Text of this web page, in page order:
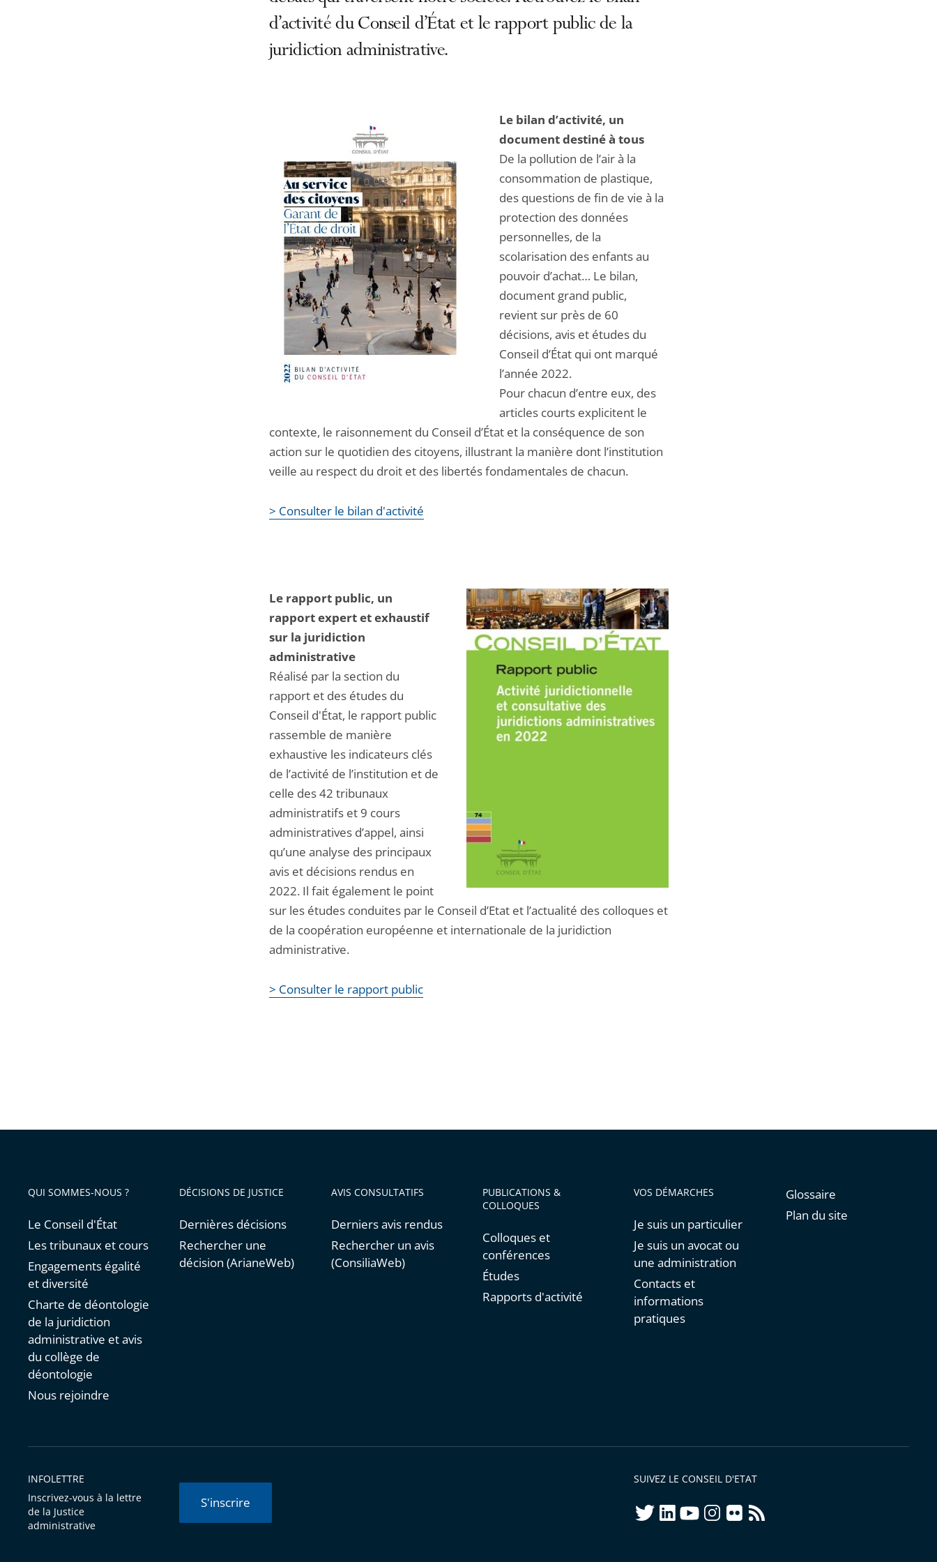
d’activité du Conseil d’État et le rapport public de la
juridiction administrative.
Le bilan d’activité, un
document destiné à tous
De la pollution de l’air à la
consommation de plastique,
des questions de fin de vie à la
protection des données
personnelles, de la
scolarisation des enfants au
pouvoir d’achat… Le bilan,
document grand public,
revient sur près de 60
décisions, avis et études du
Conseil d’État qui ont marqué
l’année 2022.
Pour chacun d’entre eux, des
articles courts explicitent le
contexte, le raisonnement du Conseil d’État et la conséquence de son
action sur le quotidien des citoyens, illustrant la manière dont l’institution
veille au respect du droit et des libertés fondamentales de chacun.
> Consulter le bilan d'activité
Le rapport public, un
rapport expert et exhaustif
sur la juridiction
administrative
Réalisé par la section du
rapport et des études du
Conseil d'État, le rapport public
rassemble de manière
exhaustive les indicateurs clés
de l’activité de l’institution et de
celle des 42 tribunaux
administratifs et 9 cours
administratives d’appel, ainsi
qu’une analyse des principaux
avis et décisions rendus en
2022. Il fait également le point
sur les études conduites par le Conseil d’Etat et l’actualité des colloques et
de la coopération européenne et internationale de la juridiction
administrative.
> Consulter le rapport public
QUI SOMMES-NOUS ?
Le Conseil d'État
Les tribunaux et cours
Engagements égalité
et diversité
Charte de déontologie
de la juridiction
administrative et avis
du collège de
déontologie
Nous rejoindre
DÉCISIONS DE JUSTICE
Dernières décisions
Rechercher une
décision (ArianeWeb)
AVIS CONSULTATIFS
Derniers avis rendus
Rechercher un avis
(ConsiliaWeb)
PUBLICATIONS &
COLLOQUES
Colloques et
conférences
Études
Rapports d'activité
VOS DÉMARCHES
Je suis un particulier
Je suis un avocat ou
une administration
Contacts et
informations
pratiques
Glossaire
Plan du site
INFOLETTRE
Inscrivez-vous à la lettre
de la Justice
administrative
S'inscrire
SUIVEZ LE CONSEIL D'ETAT
twitterlinkedInyoutubeinstagram
flickrrss